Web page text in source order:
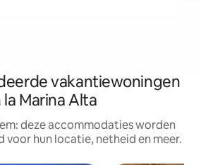
vakantiewoningen
la Marina Alta
deze accommodaties worden
voor hun locatie, netheid en meer.